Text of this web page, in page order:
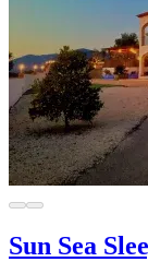
Sun Sea